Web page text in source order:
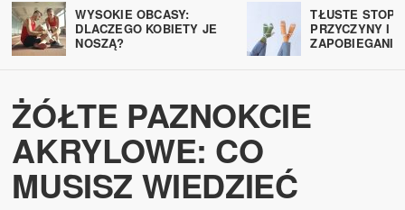
WYSOKIE OBCASY:
DLACZEGO KOBIETY JE
NOSZĄ?
TŁUSTE
PRZYCZYNY I
ZAPOBIEGANIE
ŻÓŁTE PAZNOKCIE
AKRYLOWE: CO
MUSISZ WIEDZIEĆ